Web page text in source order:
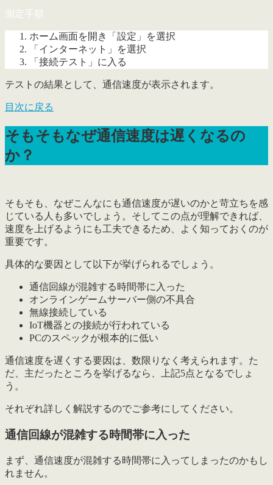
測定手順
ホーム画面を開き「設定」を選択
「インターネット」を選択
「接続テスト」に入る
テストの結果として、通信速度が表示されます。
目次に戻る
そもそもなぜ通信速度は遅くなるの
か？
そもそも、なぜこんなにも通信速度が遅いのかと苛立ちを感
じている人も多いでしょう。そしてこの点が理解できれば、
速度を上げるようにも工夫できるため、よく知っておくのが
重要です。
具体的な要因として以下が挙げられるでしょう。
通信回線が混雑する時間帯に入った
オンラインゲームサーバー側の不具合
無線接続している
IoT機器との接続が行われている
PCのスペックが根本的に低い
通信速度を遅くする要因は、数限りなく考えられます。た
だ、主だったところを挙げるなら、上記5点となるでしょ
う。
それぞれ詳しく解説するのでご参考にしてください。
通信回線が混雑する時間帯に入った
まず、 通信速度が混雑する時間帯に入ってしまったのかもし
れません。